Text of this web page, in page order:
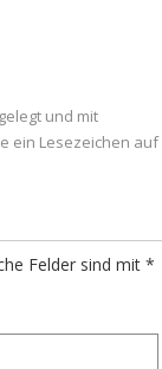
und mit
ein Lesezeichen auf
Felder sind mit *